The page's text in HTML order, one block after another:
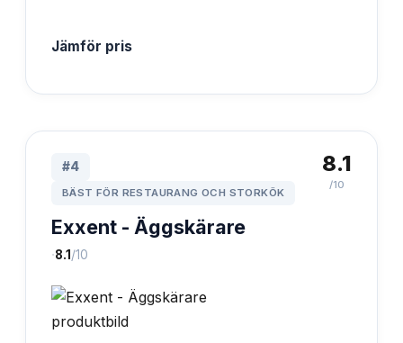
Jämför pris
#4
BÄST FÖR RESTAURANG OCH STORKÖK
Exxent - Äggskärare
·8.1 /10
8.1
/10